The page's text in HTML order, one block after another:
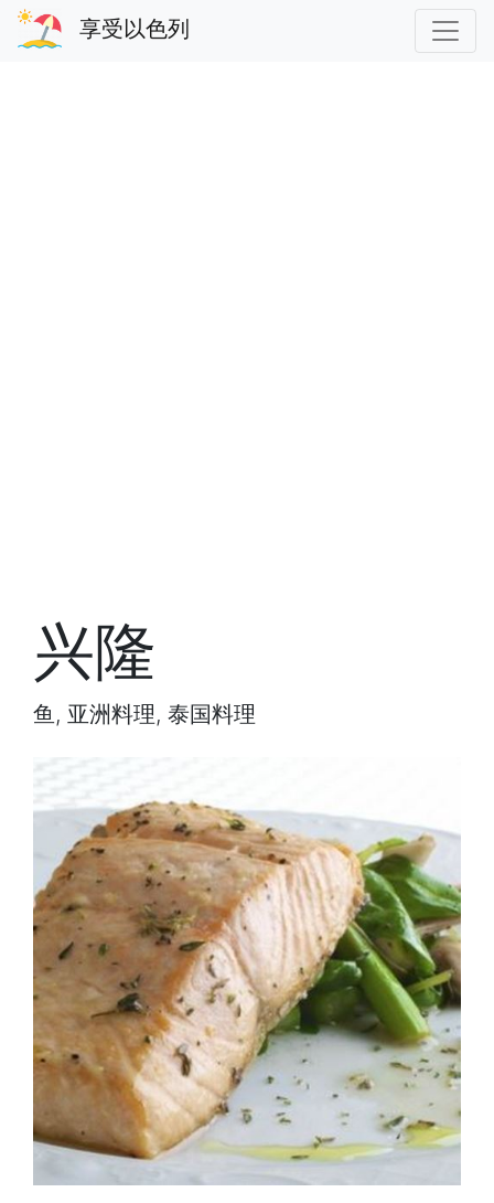
享受以色列
兴隆
鱼, 亚洲料理, 泰国料理